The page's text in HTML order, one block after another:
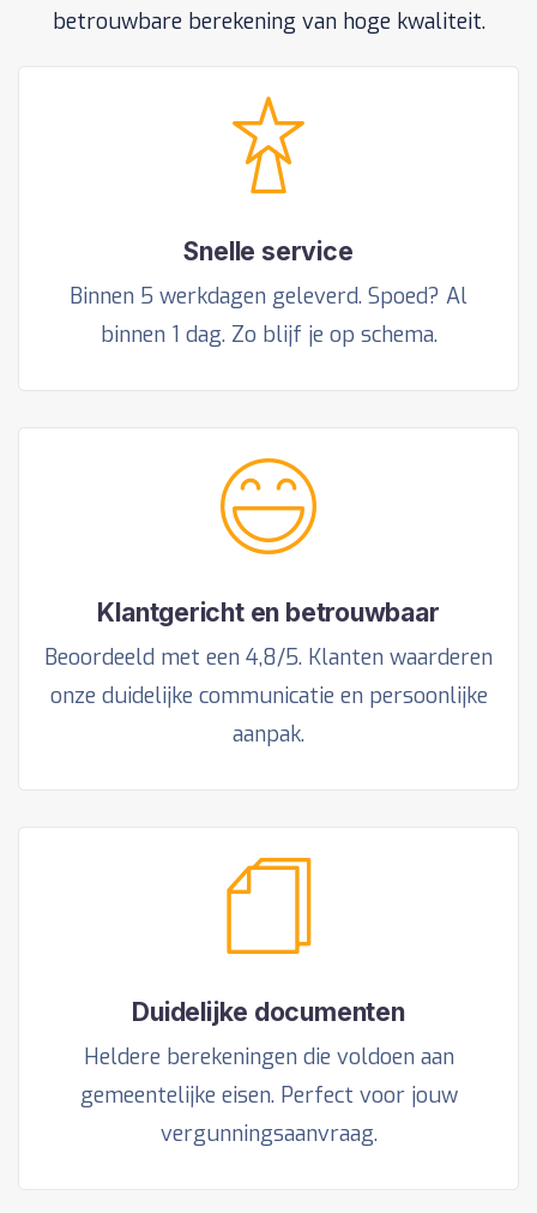
betrouwbare berekening van hoge kwaliteit.
Snelle service
Binnen 5 werkdagen geleverd. Spoed? Al
binnen 1 dag. Zo blijf je op schema.
Klantgericht en betrouwbaar
Beoordeeld met een 4,8/5. Klanten waarderen
onze duidelijke communicatie en persoonlijke
aanpak.
Duidelijke documenten
Heldere berekeningen die voldoen aan
gemeentelijke eisen. Perfect voor jouw
vergunningsaanvraag.